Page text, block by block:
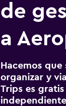
de
a
Hacemos
organizar y
Trips es